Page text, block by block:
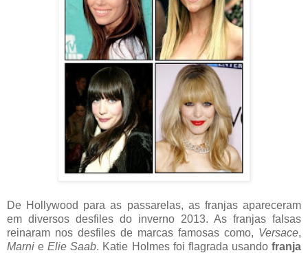
De Hollywood para as passarelas, as franjas apareceram
em diversos desfiles do inverno 2013. As franjas falsas
reinaram nos desfiles de marcas famosas como, Versace,
Marni eElie Saab. Katie Holmes foi flagrada usandofranja